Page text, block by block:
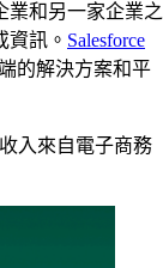
業和另一家企業之
資訊。 Salesforce
的解決方案和平
入來自電子商務